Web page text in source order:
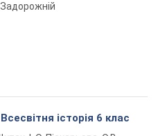
історія 6 клас